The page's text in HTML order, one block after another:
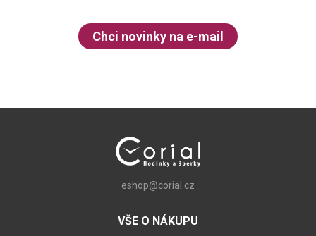
Chci novinky na e-mail
eshop@corial.cz
VŠE O NÁKUPU